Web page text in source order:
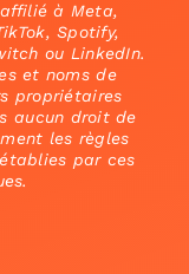
affilié à Meta,
Spotify,
ou LinkedIn.
et noms de
propriétaires
aucun droit de
les règles
par ces